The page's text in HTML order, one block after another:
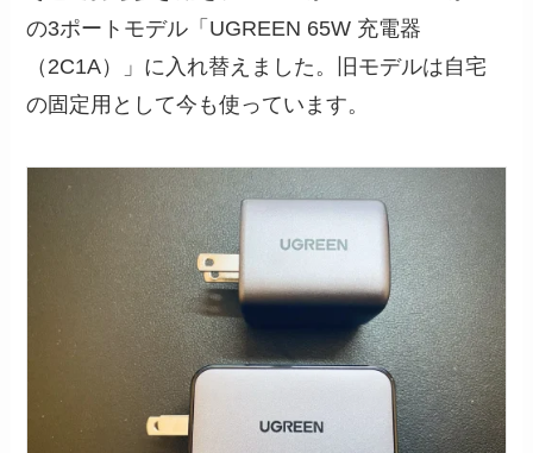
の3ポートモデル「UGREEN 65W 充電器
（2C1A）」に入れ替えました。旧モデルは自宅
の固定用として今も使っています。